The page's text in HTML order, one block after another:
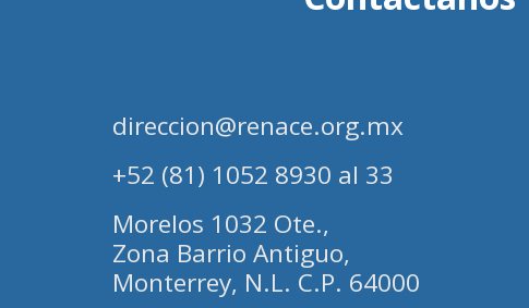
direccion@renace.org.mx
+52 (81) 1052 8930 al 33
Morelos 1032 Ote.,
Zona Barrio Antiguo,
Monterrey, N.L. C.P. 64000